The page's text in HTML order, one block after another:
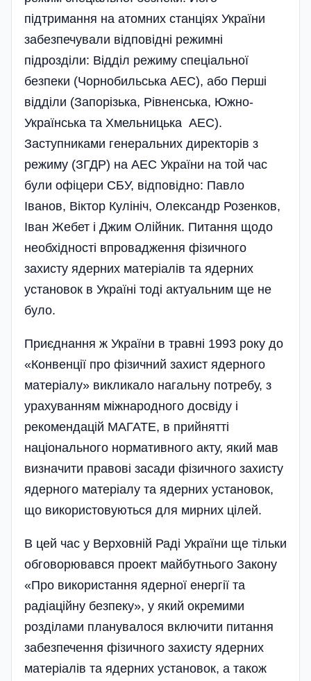
підтримання на атомних станціях України
забезпечували відповідні режимні
підрозділи: Відділ режиму спеціальної
безпеки (Чорнобильська АЕС), або Перші
відділи (Запорізька, Рівненська, Южно-
Українська та Хмельницька АЕС).
Заступниками генеральних директорів з
режиму (ЗГДР) на АЕС України на той час
були офіцери СБУ, відповідно: Павло
Іванов, Віктор Кулініч, Олександр Розен­ков,
Іван Жебет і Джим Олійник. Питання щодо
необхідності впровадження фізичного
захисту ядерних матеріалів та ядерних
установок в Україні тоді актуальним ще не
було.
Приєднання ж України в травні 1993 року до
«Конвенції про фізичний захист ядерного
матеріалу» викликало нагальну потребу, з
урахуванням міжнародного досвіду і
рекомендацій МАГАТЕ, в прийнятті
національного нормативного акту, який мав
визначити правові засади фізичного захисту
ядерного матеріалу та ядерних установок,
що використовуються для мирних цілей.
В цей час у Верховній Раді України ще тільки
обговорювався проект майбутнього Закону
«Про використання ядерної енергії та
радіаційну безпеку», у який окремими
розділами планувалося включити питання
забезпечення фізичного захисту ядерних
матеріалів та ядерних установок, а також